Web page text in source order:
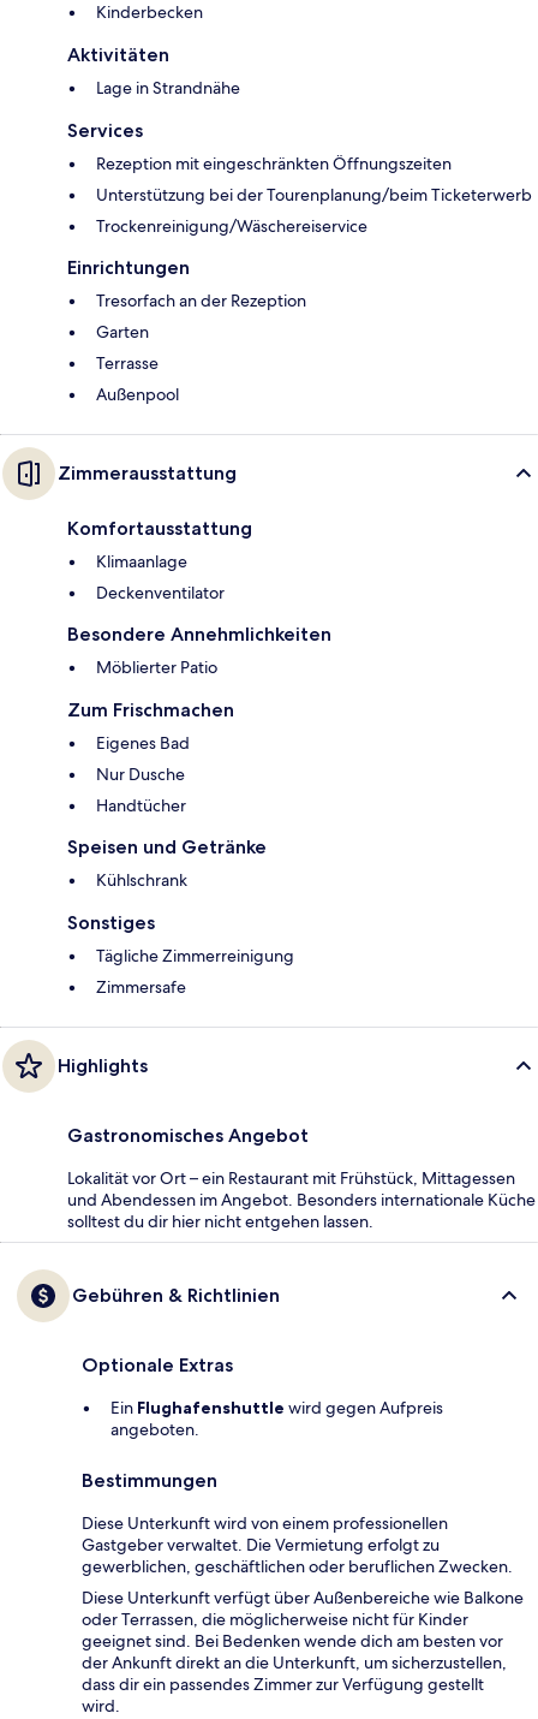
Kinderbecken
Aktivitäten
Lage in Strandnähe
Services
Rezeption mit eingeschränkten Öffnungszeiten
Unterstützung bei der Tourenplanung/beim Ticketerwerb
Trockenreinigung/Wäschereiservice
Einrichtungen
Tresorfach an der Rezeption
Garten
Terrasse
Außenpool
Zimmerausstattung
Komfortausstattung
Klimaanlage
Deckenventilator
Besondere Annehmlichkeiten
Möblierter Patio
Zum Frischmachen
Eigenes Bad
Nur Dusche
Handtücher
Speisen und Getränke
Kühlschrank
Sonstiges
Tägliche Zimmerreinigung
Zimmersafe
Highlights
Gastronomisches Angebot
Lokalität vor Ort – ein Restaurant mit Frühstück, Mittagessen
und Abendessen im Angebot. Besonders internationale Küche
solltest du dir hier nicht entgehen lassen.
Gebühren & Richtlinien
Optionale Extras
Ein Flughafenshuttle wird gegen Aufpreis
angeboten.
Bestimmungen
Diese Unterkunft wird von einem professionellen
Gastgeber verwaltet. Die Vermietung erfolgt zu
gewerblichen, geschäftlichen oder beruflichen Zwecken.
Diese Unterkunft verfügt über Außenbereiche wie Balkone
oder Terrassen, die möglicherweise nicht für Kinder
geeignet sind. Bei Bedenken wende dich am besten vor
der Ankunft direkt an die Unterkunft, um sicherzustellen,
dass dir ein passendes Zimmer zur Verfügung gestellt
wird.